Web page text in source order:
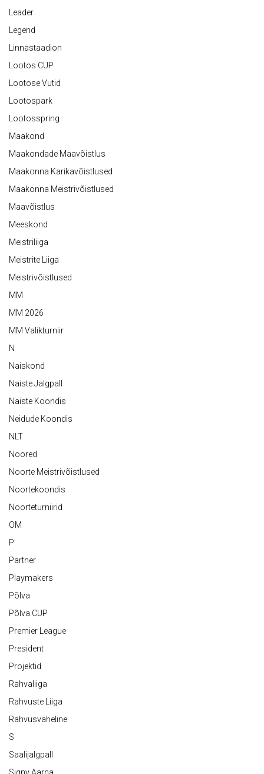
Leader
Legend
Linnastaadion
Lootos CUP
Lootose Vutid
Lootospark
Lootosspring
Maakond
Maakondade Maavõistlus
Maakonna Karikavõistlused
Maakonna Meistrivõistlused
Maavõistlus
Meeskond
Meistriliiga
Meistrite Liiga
Meistrivõistlused
MM
MM 2026
MM Valikturniir
N
Naiskond
Naiste Jalgpall
Naiste Koondis
Neidude Koondis
NLT
Noored
Noorte Meistrivõistlused
Noortekoondis
Noorteturniirid
OM
P
Partner
Playmakers
Põlva
Põlva CUP
Premier League
President
Projektid
Rahvaliiga
Rahvuste Liiga
Rahvusvaheline
S
Saalijalgpall
Signy Aarna